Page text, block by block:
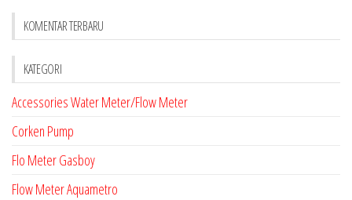
KOMENTAR TERBARU
KATEGORI
Accessories Water Meter/Flow Meter
Corken Pump
Flo Meter Gasboy
Flow Meter Aquametro